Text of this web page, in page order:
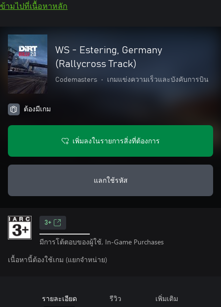
ข้ามไปที่เนื้อหาหลัก
WS - Estering, Germany
(Rallycross Track)
Codemasters • เกมแข่งความเร็วและบังคับการบิน
ต้องมีเกม
เพิ่มลงในรายการสิ่งที่ต้องการ
แลกใช้รหัส
3+
มีการโต้ตอบของผู้ใช้, In-Game Purchases
เนื้อหานี้ต้องใช้เกม (แยกจำหน่าย)
รายละเอียด รีวิว เพิ่มเติม